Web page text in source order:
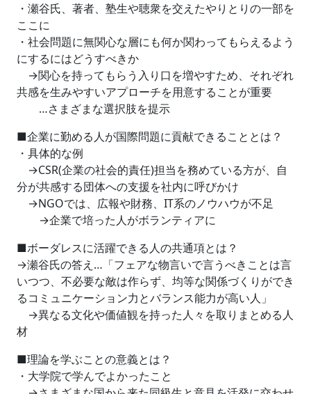
・瀬谷氏、著者、塾生や聴衆を交えたやりとりの一部を
ここに
・社会問題に無関心な層にも何か関わってもらえるよう
にするにはどうすべきか
→関心を持ってもらう入り口を増やすため、それぞれ
共感を生みやすいアプローチを用意することが重要
…さまざまな選択肢を提示
■企業に勤める人が国際問題に貢献できることとは？
・具体的な例
→CSR(企業の社会的責任)担当を務めている方が、自
分が共感する団体への支援を社内に呼びかけ
→NGOでは、広報や財務、IT系のノウハウが不足
→企業で培った人がボランティアに
■ボーダレスに活躍できる人の共通項とは？
→瀬谷氏の答え…「フェアな物言いで言うべきことは言
いつつ、不必要な敵は作らず、均等な関係づくりができ
るコミュニケーション力とバランス能力が高い人」
→異なる文化や価値観を持った人々を取りまとめる人
材
■理論を学ぶことの意義とは？
・大学院で学んでよかったこと